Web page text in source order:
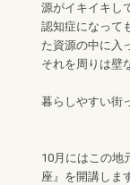
源がイキイキし
認知症になって
た資源の中に入
それを周りは壁
暮らしやすい街
10月にはこの地
座』を開講しま